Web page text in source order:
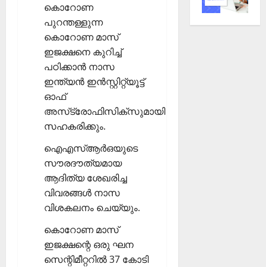
കൊറോണ
പുറന്തള്ളുന്ന
കൊറോണ മാസ്
ഇജക്ഷനെ കുറിച്ച്
പഠിക്കാന്‍ നാസ
ഇന്ത്യന്‍ ഇന്‍സ്റ്റിറ്റ്യൂട്ട്
ഓഫ്
അസ്‌ട്രോഫിസിക്‌സുമായി
സഹകരിക്കും.
ഐഎസ്ആര്‍ഒയുടെ
സൗരദൗത്യമായ
ആദിത്യ ശേഖരിച്ച
വിവരങ്ങള്‍ നാസ
വിശകലനം ചെയ്യും.
കൊറോണ മാസ്
ഇജക്ഷന്റെ ഒരു ഘന
സെന്റിമീറ്ററില്‍ 37 കോടി